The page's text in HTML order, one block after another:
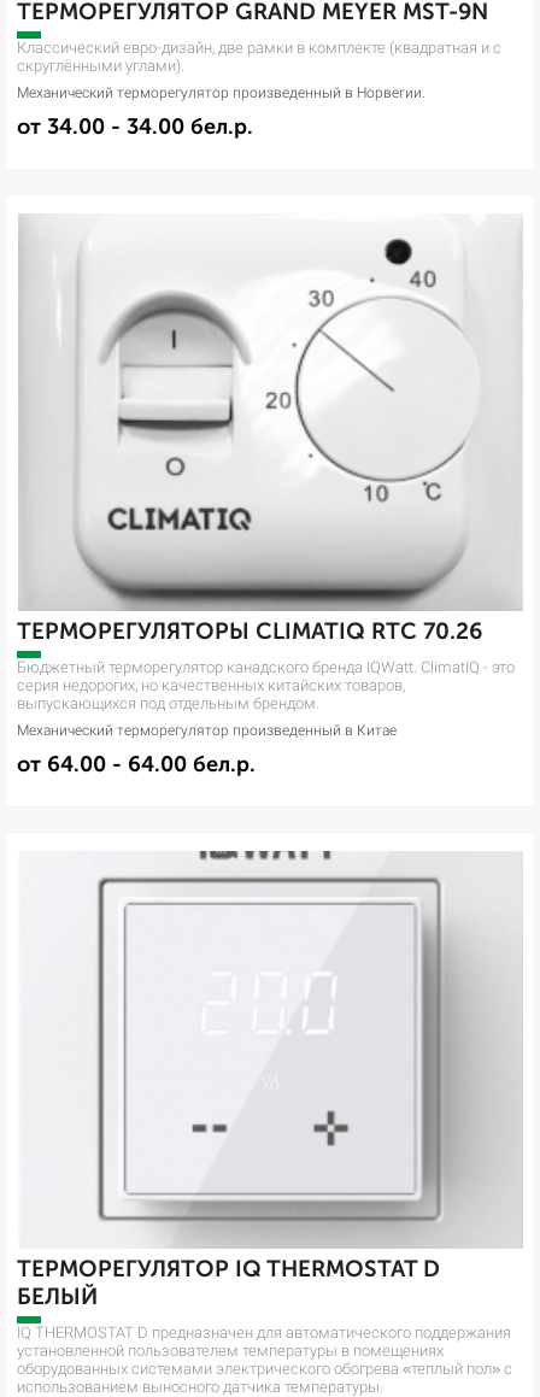
ТЕРМОРЕГУЛЯТОР GRAND MEYER MST-9N
Классический евро-дизайн, две рамки в комплекте (квадратная и с
скруглёнными углами).
Механический терморегулятор произведенный в Норвегии.
от 34.00 - 34.00 бел.р.
ТЕРМОРЕГУЛЯТОРЫ CLIMATIQ RTC 70.26
Бюджетный терморегулятор канадского бренда IQWatt. ClimatIQ - это
серия недорогих, но качественных китайских товаров,
выпускающихся под отдельным брендом.
Механический терморегулятор произведенный в Китае
от 64.00 - 64.00 бел.р.
ТЕРМОРЕГУЛЯТОР IQ THERMOSTAT D
БЕЛЫЙ
IQ THERMOSTAT D предназначен для автоматического поддержания
установленной пользователем температуры в помещениях
оборудованных системами электрического обогрева «теплый пол» с
использованием выносного датчика температуры.